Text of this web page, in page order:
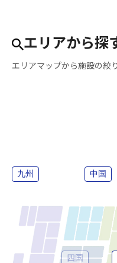
エリアから探
エリアマップから施設の絞
中国
四国
九州